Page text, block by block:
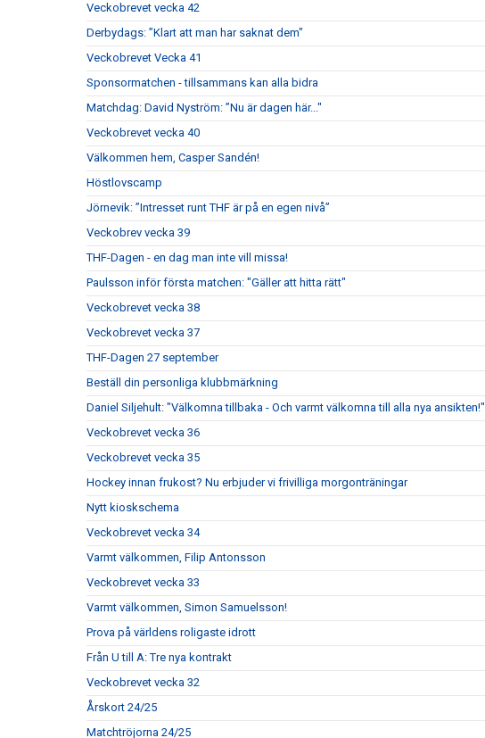
Veckobrevet vecka 42
Derbydags: ”Klart att man har saknat dem"
Veckobrevet Vecka 41
Sponsormatchen - tillsammans kan alla bidra
Matchdag: David Nyström: ”Nu är dagen här..."
Veckobrevet vecka 40
Välkommen hem, Casper Sandén!
Höstlovscamp
Jörnevik: ”Intresset runt THF är på en egen nivå”
Veckobrev vecka 39
THF-Dagen - en dag man inte vill missa!
Paulsson inför första matchen: "Gäller att hitta rätt"
Veckobrevet vecka 38
Veckobrevet vecka 37
THF-Dagen 27 september
Beställ din personliga klubbmärkning
Daniel Siljehult: "Välkomna tillbaka - Och varmt välkomna till alla nya ansikten!"
Veckobrevet vecka 36
Veckobrevet vecka 35
Hockey innan frukost? Nu erbjuder vi frivilliga morgonträningar
Nytt kioskschema
Veckobrevet vecka 34
Varmt välkommen, Filip Antonsson
Veckobrevet vecka 33
Varmt välkommen, Simon Samuelsson!
Prova på världens roligaste idrott
Från U till A: Tre nya kontrakt
Veckobrevet vecka 32
Årskort 24/25
Matchtröjorna 24/25